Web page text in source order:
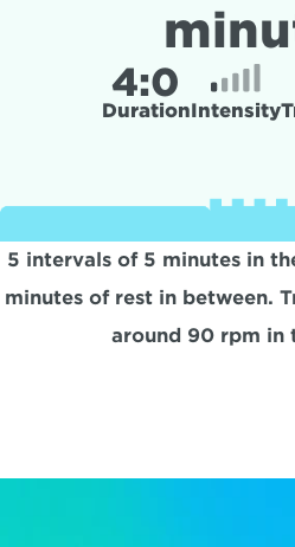
4:0
DurationIntensity
5 intervals of 5 minutes in
minutes of rest in between.
around 90 rpm in